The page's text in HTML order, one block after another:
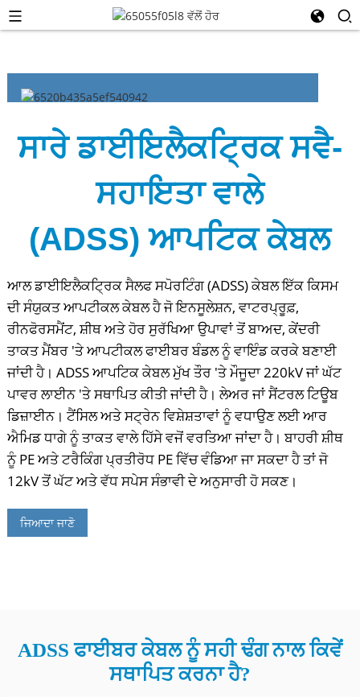
ਸਾਰੇ ਡਾਈਇਲੈਕਟ੍ਰਿਕ ਸਵੈ-
ਸਹਾਇਤਾ ਵਾਲੇ
(ADSS) ਆਪਟਿਕ ਕੇਬਲ
ਆਲ ਡਾਈਇਲੈਕਟ੍ਰਿਕ ਸੈਲਫ ਸਪੋਰਟਿੰਗ (ADSS) ਕੇਬਲ ਇੱਕ ਕਿਸਮ
ਦੀ ਸੰਯੁਕਤ ਆਪਟੀਕਲ ਕੇਬਲ ਹੈ ਜੋ ਇਨਸੂਲੇਸ਼ਨ, ਵਾਟਰਪ੍ਰੂਫ਼,
ਰੀਨਫੋਰਸਮੈਂਟ, ਸ਼ੀਥ ਅਤੇ ਹੋਰ ਸੁਰੱਖਿਆ ਉਪਾਵਾਂ ਤੋਂ ਬਾਅਦ, ਕੇਂਦਰੀ
ਤਾਕਤ ਮੈਂਬਰ 'ਤੇ ਆਪਟੀਕਲ ਫਾਈਬਰ ਬੰਡਲ ਨੂੰ ਵਾਇੰਡ ਕਰਕੇ ਬਣਾਈ
ਜਾਂਦੀ ਹੈ। ADSS ਆਪਟਿਕ ਕੇਬਲ ਮੁੱਖ ਤੌਰ 'ਤੇ ਮੌਜੂਦਾ 220kV ਜਾਂ ਘੱਟ
ਪਾਵਰ ਲਾਈਨ 'ਤੇ ਸਥਾਪਿਤ ਕੀਤੀ ਜਾਂਦੀ ਹੈ। ਲੇਅਰ ਜਾਂ ਸੈਂਟਰਲ ਟਿਊਬ
ਡਿਜ਼ਾਈਨ। ਟੈਂਸਿਲ ਅਤੇ ਸਟ੍ਰੇਨ ਵਿਸ਼ੇਸ਼ਤਾਵਾਂ ਨੂੰ ਵਧਾਉਣ ਲਈ ਆਰ
ਐਮਿਡ ਧਾਗੇ ਨੂੰ ਤਾਕਤ ਵਾਲੇ ਹਿੱਸੇ ਵਜੋਂ ਵਰਤਿਆ ਜਾਂਦਾ ਹੈ। ਬਾਹਰੀ ਸ਼ੀਥ
ਨੂੰ PE ਅਤੇ ਟਰੈਕਿੰਗ ਪ੍ਰਤੀਰੋਧ PE ਵਿੱਚ ਵੰਡਿਆ ਜਾ ਸਕਦਾ ਹੈ ਤਾਂ ਜੋ
12kV ਤੋਂ ਘੱਟ ਅਤੇ ਵੱਧ ਸਪੇਸ ਸੰਭਾਵੀ ਦੇ ਅਨੁਸਾਰੀ ਹੋ ਸਕਣ।
ਜਿਆਦਾ ਜਾਣੋ
ADSS ਫਾਈਬਰ ਕੇਬਲ ਨੂੰ ਸਹੀ ਢੰਗ ਨਾਲ ਕਿਵੇਂ
ਸਥਾਪਿਤ ਕਰਨਾ ਹੈ?